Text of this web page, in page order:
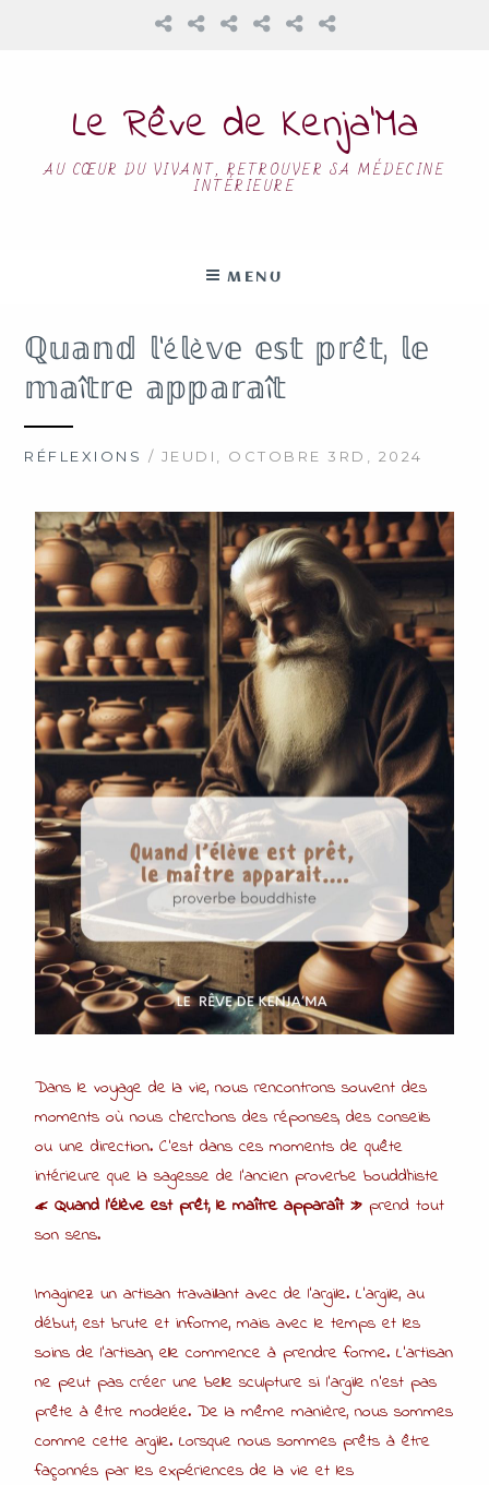
Le Rêve de Kenja’Ma
AU CŒUR DU VIVANT, RETROUVER SA MÉDECINE
INTÉRIEURE
MENU
ℚ𝕦𝕒𝕟𝕕 𝕝’é𝕝è𝕧𝕖 𝕖𝕤𝕥 𝕡𝕣ê𝕥, 𝕝𝕖
𝕞𝕒î𝕥𝕣𝕖 𝕒𝕡𝕡𝕒𝕣𝕒î𝕥
RÉFLEXIONS / JEUDI, OCTOBRE 3RD, 2024
Dans le voyage de la vie, nous rencontrons souvent des
moments où nous cherchons des réponses, des conseils
ou une direction. C’est dans ces moments de quête
intérieure que la sagesse de l’ancien proverbe bouddhiste
« Quand l’élève est prêt, le maître apparaît » prend tout
son sens.
Imaginez un artisan travaillant avec de l’argile. L’argile, au
début, est brute et informe, mais avec le temps et les
soins de l’artisan, elle commence à prendre forme. L’artisan
ne peut pas créer une belle sculpture si l’argile n’est pas
prête à être modelée. De la même manière, nous sommes
comme cette argile. Lorsque nous sommes prêts à être
façonnés par les expériences de la vie et les